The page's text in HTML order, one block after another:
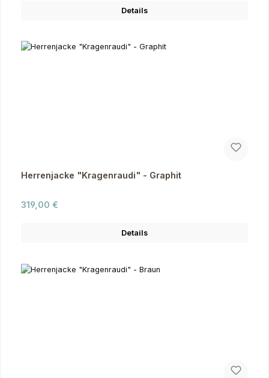
Details
Herrenjacke "Kragenraudi" - Graphit
Regulärer Preis:
319,00 €
Details